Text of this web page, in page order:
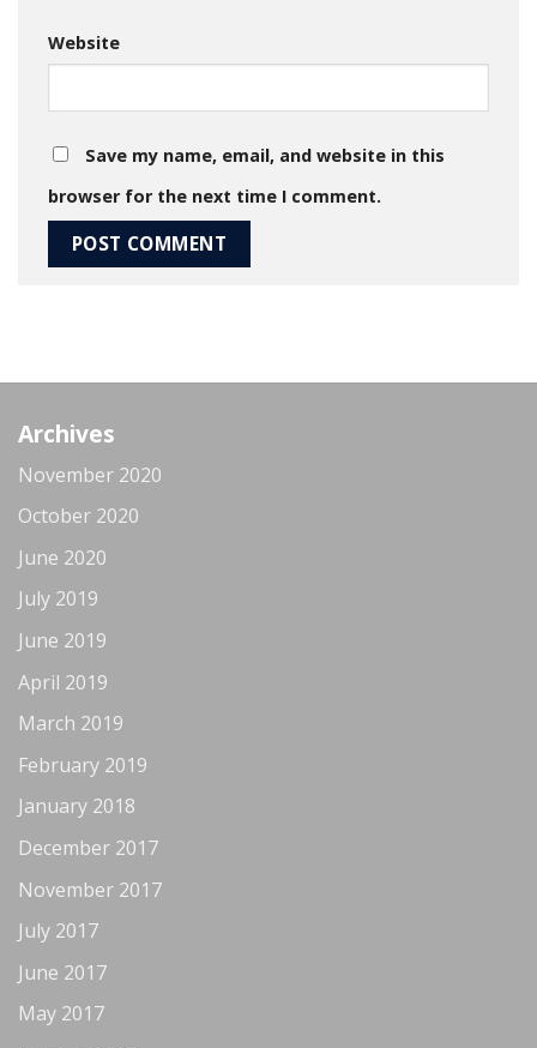
Website
Save my name, email, and website in this
browser for the next time I comment.
Archives
November 2020
October 2020
June 2020
July 2019
June 2019
April 2019
March 2019
February 2019
January 2018
December 2017
November 2017
July 2017
June 2017
May 2017